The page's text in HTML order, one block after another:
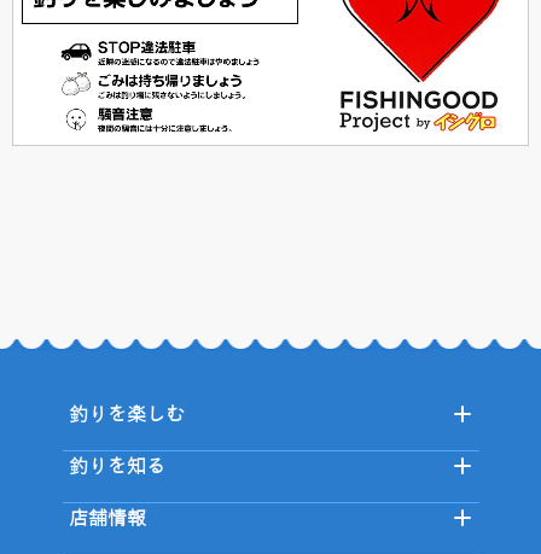
釣りを楽しむ
釣りを知る
店舗情報